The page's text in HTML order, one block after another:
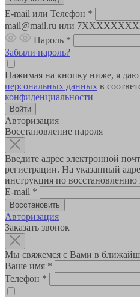
E-mail или Телефон *
mail@mail.ru или
Пароль *
Забыли пароль?
Нажимая на кнопку ниже, я даю
персональных данных в
конфиденциальности
Авторизация
Восстановление пароля
Введите адрес электронной
регистрации. На указанный
инструкция по восстановлению
E-mail *
Авторизация
Заказать звонок
Мы свяжемся с Вами в
Ваше имя *
Телефон *